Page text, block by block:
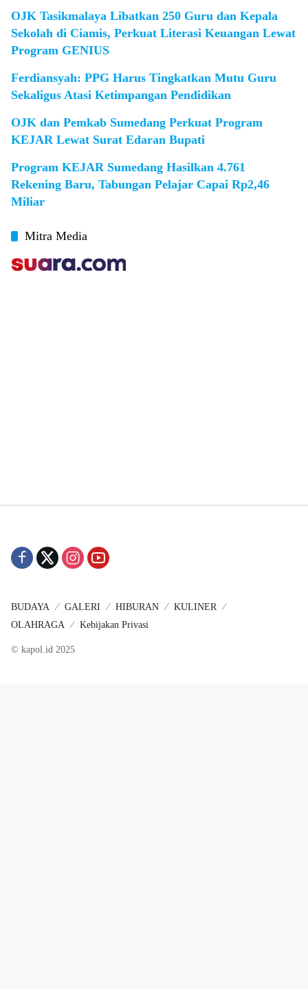
OJK Tasikmalaya Libatkan 250 Guru dan Kepala
Sekolah di Ciamis, Perkuat Literasi Keuangan Lewat
Program GENIUS
Ferdiansyah: PPG Harus Tingkatkan Mutu Guru
Sekaligus Atasi Ketimpangan Pendidikan
OJK dan Pemkab Sumedang Perkuat Program
KEJAR Lewat Surat Edaran Bupati
Program KEJAR Sumedang Hasilkan 4.761
Rekening Baru, Tabungan Pelajar Capai Rp2,46
Miliar
Mitra Media
BUDAYA GALERI HIBURAN
KULINER
OLAHRAGA
Kebijakan Privasi
© kapol.id 2025